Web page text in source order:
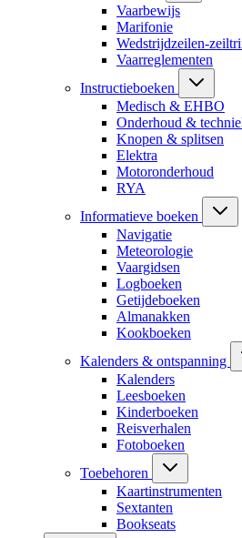
Vaarbewijs
Marifonie
Wedstrijdzeilen-
Vaarreglementen
Instructieboeken
Medisch & EHBO
Onderhoud &
Knopen & splitsen
Elektra
Motoronderhoud
RYA
Informatieve boeken
Navigatie
Meteorologie
Vaargidsen
Logboeken
Getijdeboeken
Almanakken
Kookboeken
Kalenders & ontspanning
Kalenders
Leesboeken
Kinderboeken
Reisverhalen
Fotoboeken
Toebehoren
Kaartinstrumenten
Sextanten
Bookseats